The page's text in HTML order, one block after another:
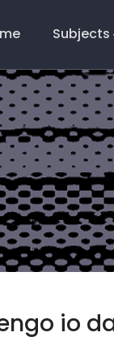
Subjects
io